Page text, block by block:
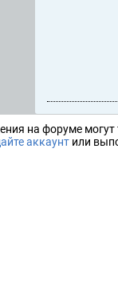
на форуме
аккаунт или